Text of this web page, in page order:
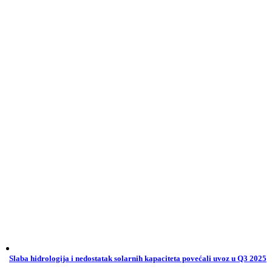
Slaba hidrologija i nedostatak solarnih kapaciteta povećali uvoz u Q3 2025